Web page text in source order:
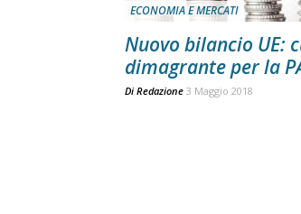
ECONOMIA E MERCATI
Nuovo bilancio UE:
dimagrante per la
Di Redazione 3 Maggio 2018